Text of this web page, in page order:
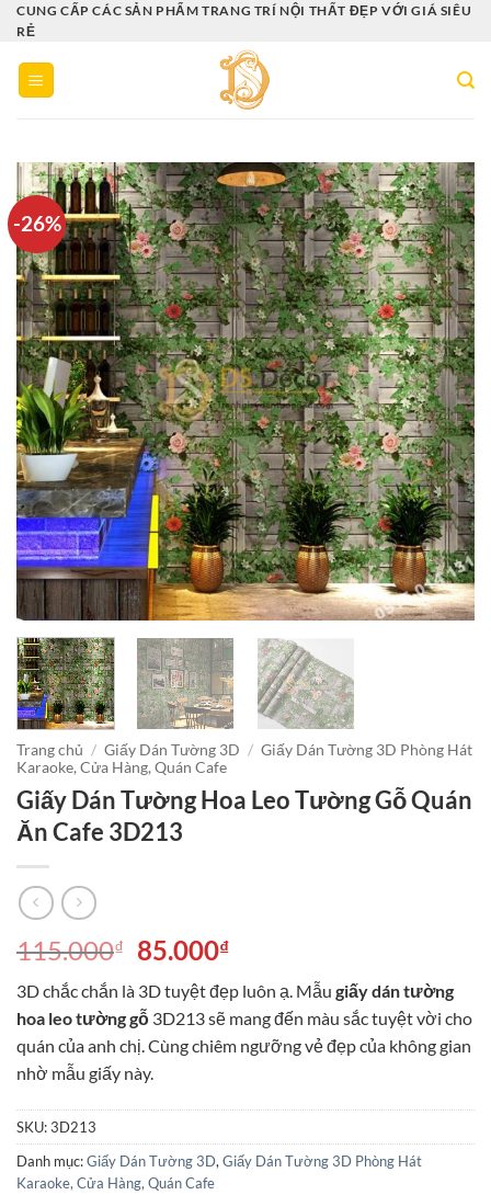
Bỏ
qua
nội
dung
CUNG CẤP CÁC SẢN PHẨM TRANG TRÍ NỘI THẤT ĐẸP VỚI GIÁ SIÊU
RẺ
-26%
Trang chủ / Giấy Dán Tường 3D / Giấy Dán Tường 3D Phòng Hát
Karaoke, Cửa Hàng, Quán Cafe
Giấy Dán Tường Hoa Leo Tường Gỗ Quán
Ăn Cafe 3D213
115.000₫
Giá
là:
115.000₫.
85.000₫Giá
tại
là:
85.000₫.
3D chắc chắn là 3D tuyệt đẹp luôn ạ. Mẫu giấy dán tường
hoa leo tường gỗ 3D213 sẽ mang đến màu sắc tuyệt vời cho
quán của anh chị. Cùng chiêm ngưỡng vẻ đẹp của không gian
nhờ mẫu giấy này.
SKU:3D213
Danh mục:Giấy Dán Tường 3D, Giấy Dán Tường 3D Phòng Hát
Karaoke, Cửa Hàng, Quán Cafe